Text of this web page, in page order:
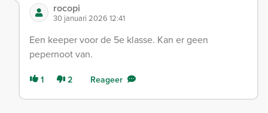
rocopi
30 januari 2026 12:41
Een keeper voor de 5e klasse. Kan er geen
pepernoot van.
1 2 Reageer